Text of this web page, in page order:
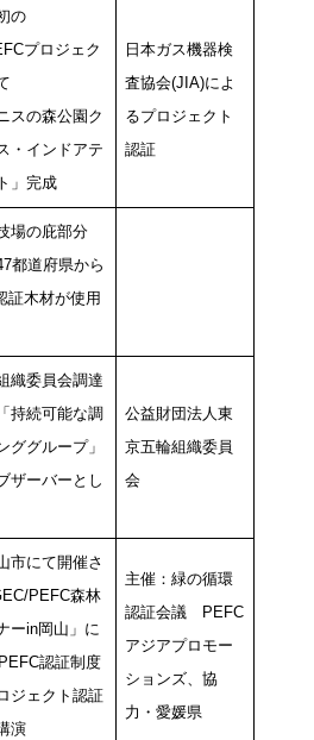
の
プロジェク
スの森公園ク
・インドアテ
」完成
日本ガス機器検
査協会(JIA)によ
るプロジェクト
認証
場の庇部分
都道府県から
証木材が使用
織委員会調達
持続可能な調
ググループ」
ザーバーとし
公益財団法人東
京五輪組織委員
会
市にて開催さ
PEFC森林
ーin岡山」に
認証制度
ジェクト認証
演
主催：緑の循環
認証会議 PEFC
アジアプロモー
ションズ、協
力・愛媛県